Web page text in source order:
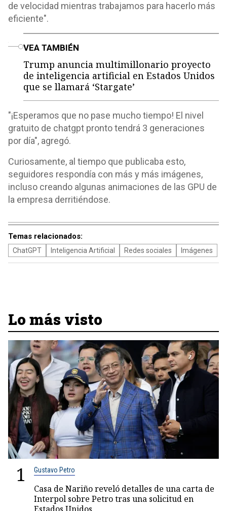
de velocidad mientras trabajamos para hacerlo más
eficiente".
VEA TAMBIÉN
Trump anuncia multimillonario proyecto
de inteligencia artificial en Estados Unidos
que se llamará ‘Stargate’
"¡Esperamos que no pase mucho tiempo! El nivel
gratuito de chatgpt pronto tendrá 3 generaciones
por día", agregó.
Curiosamente, al tiempo que publicaba esto,
seguidores respondía con más y más imágenes,
incluso creando algunas animaciones de las GPU de
la empresa derritiéndose.
Temas relacionados:
ChatGPT Inteligencia Artificial Redes sociales Imágenes
Lo más visto
1 Gustavo Petro
Casa de Nariño reveló detalles de una carta de
Interpol sobre Petro tras una solicitud en